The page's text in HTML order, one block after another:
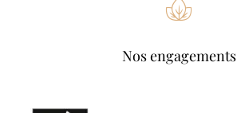
Nos engagements